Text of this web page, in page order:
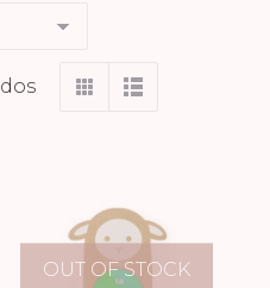
Ordenado
OUT OF STOCK